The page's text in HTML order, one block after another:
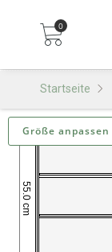
0
Startseite
Größe anpassen